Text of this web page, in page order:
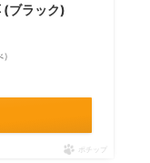
ブラック)
ポチップ